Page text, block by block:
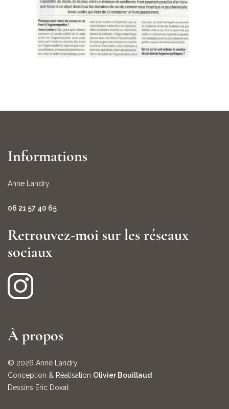
Informations
Anne Landry
06 21 57 40 65
Retrouvez-moi sur les réseaux
sociaux
À propos
© 2026 Anne Landry
Conception & Réalisation Olivier Bouillaud
Dessins Eric Doxat